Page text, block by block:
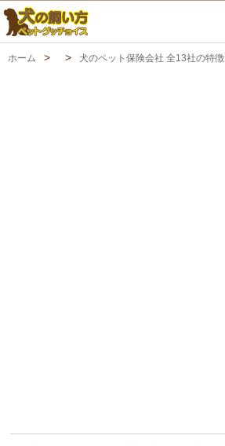
ホーム 犬のペット保険会社 全13社の特徴